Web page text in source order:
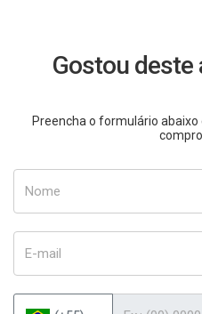
Gostou
Preencha o formulário